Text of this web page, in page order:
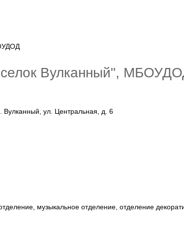
Вулканный",
Вулканный, ул. Центральная, д. 6
музыкальное отделение, отделение